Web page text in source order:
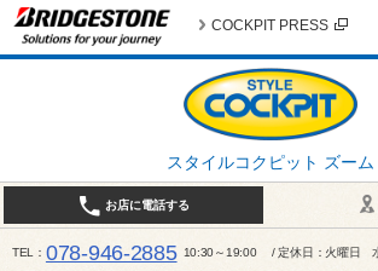
スタイルコクピット ズーム
COCKPIT PRESS
お店に電話する
TEL 078-946-2885 10:30～19:00 / 定休日：火曜日